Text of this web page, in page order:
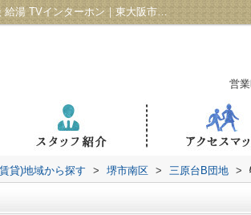
三原台B団地の詳細ページ｜ファミリー向け 追い焚き 2人入居相談 給湯 TVインターホン｜東大阪市・四條畷市・大東市の賃貸情報 - 関西エース不動産
営
貸)地域から探す > 堺市南区 > 三原台B団地 >